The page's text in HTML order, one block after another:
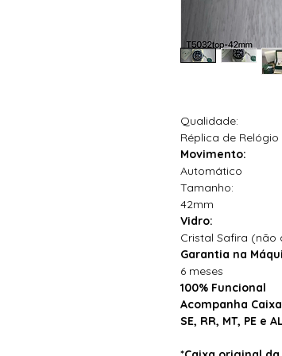
Qualidade:
Réplica de Relógio
Movimento:
Automático
Tamanho:
42mm
Vidro:
Cristal Safira (não
Garantia na
6 meses
100% Funcional
Acompanha
SE, RR, MT, PE e